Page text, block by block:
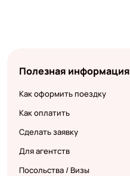
Полезная информация
Как оформить поездку
Как оплатить
Сделать заявку
Для агентств
Посольства / Визы